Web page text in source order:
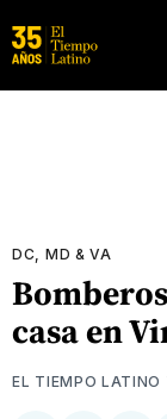
DC, MD & VA
casa en
EL TIEMPO LATINO